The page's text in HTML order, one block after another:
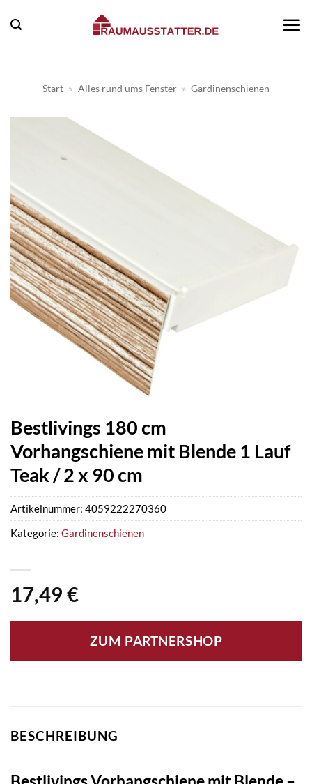
Inhalt
Start » Alles rund ums Fenster » Gardinenschienen
Bestlivings 180 cm
Vorhangschiene mit Blende 1 Lauf
Teak / 2 x 90 cm
17,49 €
ZUM PARTNERSHOP
Artikelnummer: 4059222270360
Kategorie: Gardinenschienen
BESCHREIBUNG